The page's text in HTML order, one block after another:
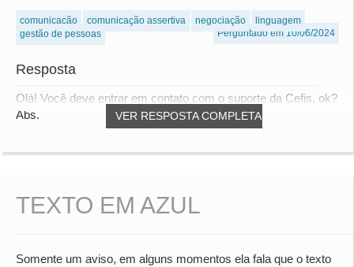
comunicação comunicação assertiva negociação
linguagem
gestão de pessoas
Perguntado em 10/06/2024
Resposta
VER RESPOSTA COMPLETA
Olá! Você deve entrar em contato com o suporte da Cefis, ok?
Abs.
TEXTO EM AZUL
Somente um aviso, em alguns momentos ela fala que o texto